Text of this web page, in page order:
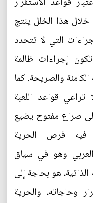
هذا الخلل ينتج
التي لا تتحدد
إجراءات ظالمة
والصريحة. كما
تراعي قواعد اللعبة
صراع مفتوح يضيع
فيه فرص الحرية
العربي وهو في سياق
هو بحاجة إلى
وحاجاته، والحرية